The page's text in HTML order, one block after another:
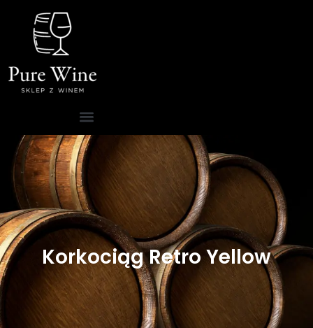
Korkociąg Retro Yellow